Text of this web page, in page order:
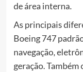
de área interna.
As principais
Boeing 747
navegação,
geração. Também